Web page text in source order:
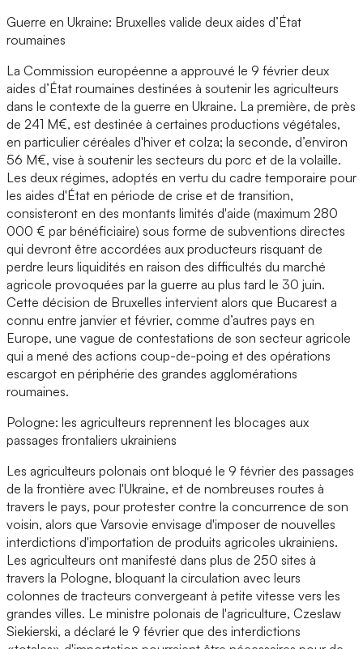
Guerre en Ukraine: Bruxelles valide deux aides d’État
roumaines
La Commission européenne a approuvé le 9 février deux
aides d’État roumaines destinées à soutenir les agriculteurs
dans le contexte de la guerre en Ukraine. La première, de près
de 241 M€, est destinée à certaines productions végétales,
en particulier céréales d'hiver et colza; la seconde, d’environ
56 M€, vise à soutenir les secteurs du porc et de la volaille.
Les deux régimes, adoptés en vertu du cadre temporaire pour
les aides d'État en période de crise et de transition,
consisteront en des montants limités d'aide (maximum 280
000 € par bénéficiaire) sous forme de subventions directes
qui devront être accordées aux producteurs risquant de
perdre leurs liquidités en raison des difficultés du marché
agricole provoquées par la guerre au plus tard le 30 juin.
Cette décision de Bruxelles intervient alors que Bucarest a
connu entre janvier et février, comme d’autres pays en
Europe, une vague de contestations de son secteur agricole
qui a mené des actions coup-de-poing et des opérations
escargot en périphérie des grandes agglomérations
roumaines.
Pologne: les agriculteurs reprennent les blocages aux
passages frontaliers ukrainiens
Les agriculteurs polonais ont bloqué le 9 février des passages
de la frontière avec l'Ukraine, et de nombreuses routes à
travers le pays, pour protester contre la concurrence de son
voisin, alors que Varsovie envisage d'imposer de nouvelles
interdictions d'importation de produits agricoles ukrainiens.
Les agriculteurs ont manifesté dans plus de 250 sites à
travers la Pologne, bloquant la circulation avec leurs
colonnes de tracteurs convergeant à petite vitesse vers les
grandes villes. Le ministre polonais de l'agriculture, Czeslaw
Siekierski, a déclaré le 9 février que des interdictions